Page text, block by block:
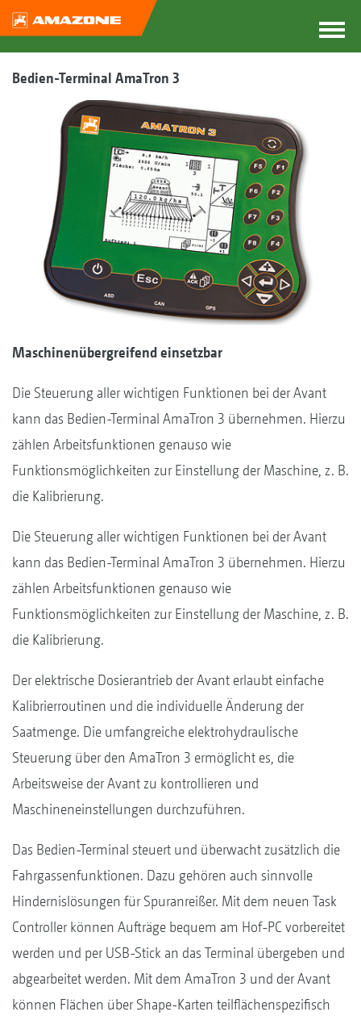
Bedien-Terminal AmaTron 3
Maschinenübergreifend einsetzbar
Die Steuerung aller wichtigen Funktionen bei der Avant
kann das Bedien-Terminal AmaTron 3 übernehmen. Hierzu
zählen Arbeitsfunktionen genauso wie
Funktionsmöglichkeiten zur Einstellung der Maschine, z. B.
die Kalibrierung.
Die Steuerung aller wichtigen Funktionen bei der Avant
kann das Bedien-Terminal AmaTron 3 übernehmen. Hierzu
zählen Arbeitsfunktionen genauso wie
Funktionsmöglichkeiten zur Einstellung der Maschine, z. B.
die Kalibrierung.
Der elektrische Dosierantrieb der Avant erlaubt einfache
Kalibrierroutinen und die individuelle Änderung der
Saatmenge. Die umfangreiche elektrohydraulische
Steuerung über den AmaTron 3 ermöglicht es, die
Arbeitsweise der Avant zu kontrollieren und
Maschineneinstellungen durchzuführen.
Das Bedien-Terminal steuert und überwacht zusätzlich die
Fahrgassenfunktionen. Dazu gehören auch sinnvolle
Hindernislösungen für Spuranreißer. Mit dem neuen Task
Controller können Aufträge bequem am Hof-PC vorbereitet
werden und per USB-Stick an das Terminal übergeben und
abgearbeitet werden. Mit dem AmaTron 3 und der Avant
können Flächen über Shape-Karten teilflächenspezifisch